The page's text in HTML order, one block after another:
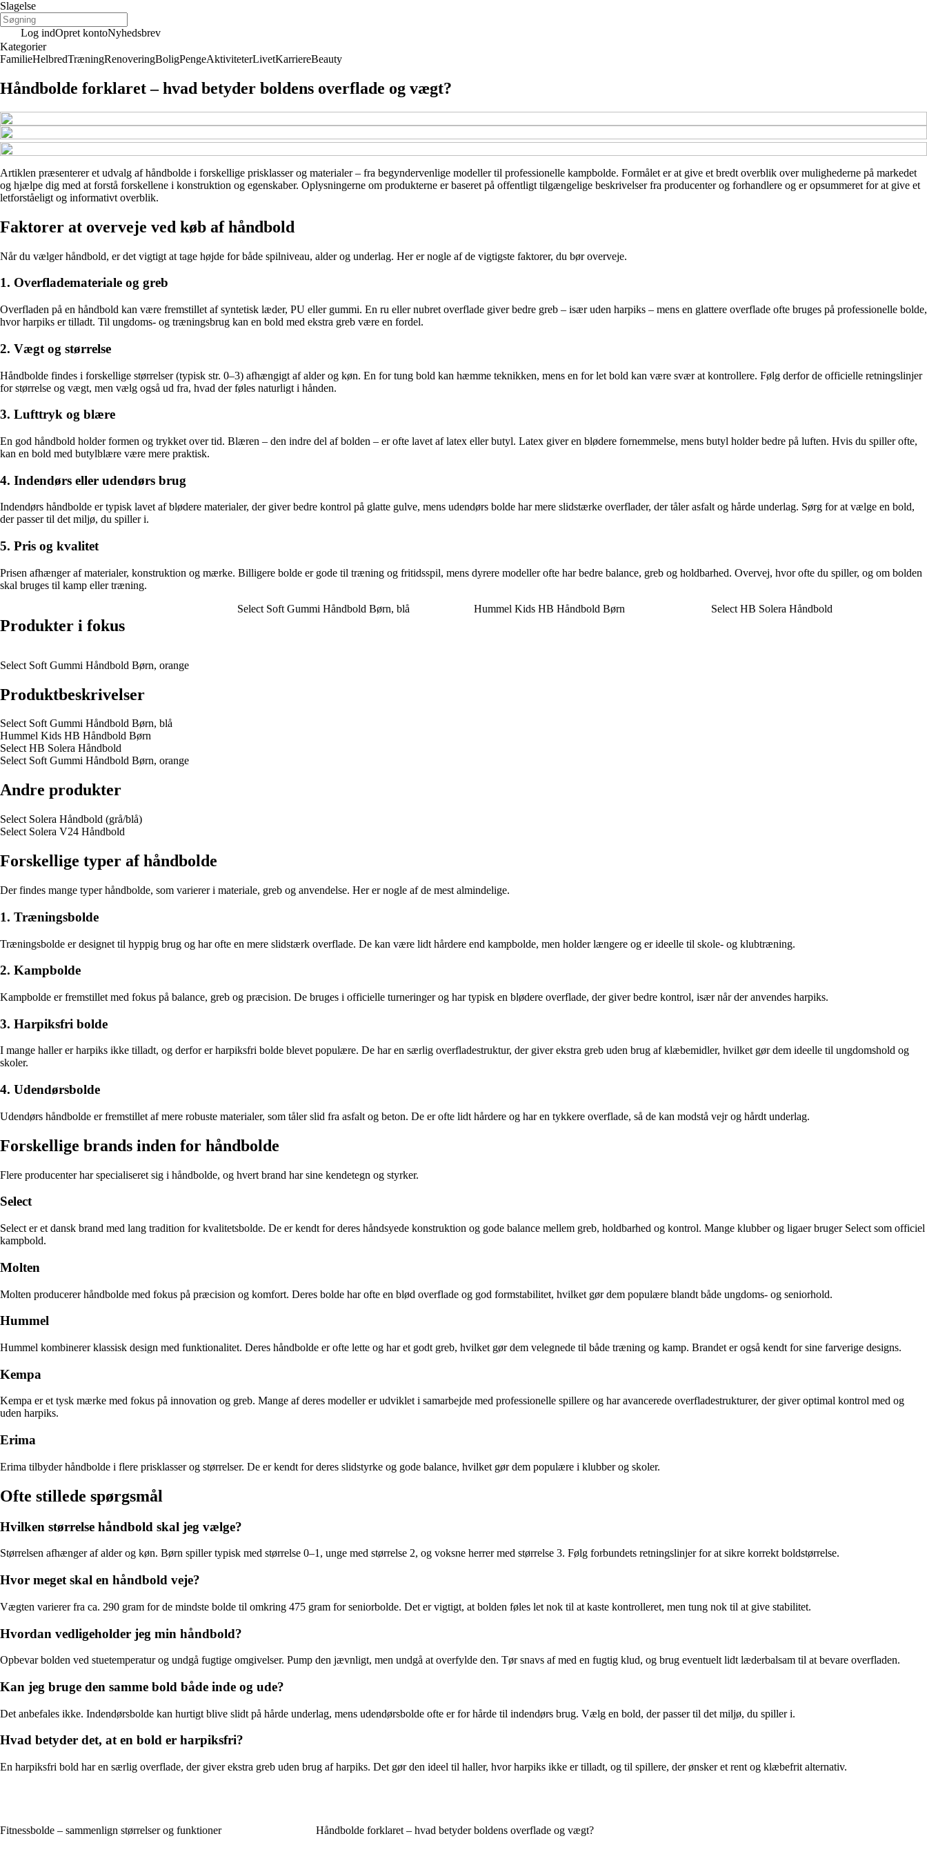
Slagelse
Log indOpret kontoNyhedsbrev
Kategorier
FamilieHelbredTræningRenoveringBoligPengeAktiviteterLivetKarriereBeauty
Håndbolde forklaret – hvad betyder boldens overflade og vægt?
Artiklen præsenterer et udvalg af håndbolde i forskellige prisklasser og materialer – fra begyndervenlige modeller til professionelle kampbolde. Formålet er at give et bredt overblik over mulighederne på markedet
og hjælpe dig med at forstå forskellene i konstruktion og egenskaber. Oplysningerne om produkterne er baseret på offentligt tilgængelige beskrivelser fra producenter og forhandlere og er opsummeret for at give et
letforståeligt og informativt overblik.
Faktorer at overveje ved køb af håndbold
Når du vælger håndbold, er det vigtigt at tage højde for både spilniveau, alder og underlag. Her er nogle af de vigtigste faktorer, du bør overveje.
1. Overflademateriale og greb
Overfladen på en håndbold kan være fremstillet af syntetisk læder, PU eller gummi. En ru eller nubret overflade giver bedre greb – især uden harpiks – mens en glattere overflade ofte bruges på professionelle bolde,
hvor harpiks er tilladt. Til ungdoms- og træningsbrug kan en bold med ekstra greb være en fordel.
2. Vægt og størrelse
Håndbolde findes i forskellige størrelser (typisk str. 0–3) afhængigt af alder og køn. En for tung bold kan hæmme teknikken, mens en for let bold kan være svær at kontrollere. Følg derfor de officielle retningslinjer
for størrelse og vægt, men vælg også ud fra, hvad der føles naturligt i hånden.
3. Lufttryk og blære
En god håndbold holder formen og trykket over tid. Blæren – den indre del af bolden – er ofte lavet af latex eller butyl. Latex giver en blødere fornemmelse, mens butyl holder bedre på luften. Hvis du spiller ofte,
kan en bold med butylblære være mere praktisk.
4. Indendørs eller udendørs brug
Indendørs håndbolde er typisk lavet af blødere materialer, der giver bedre kontrol på glatte gulve, mens udendørs bolde har mere slidstærke overflader, der tåler asfalt og hårde underlag. Sørg for at vælge en bold,
der passer til det miljø, du spiller i.
5. Pris og kvalitet
Prisen afhænger af materialer, konstruktion og mærke. Billigere bolde er gode til træning og fritidsspil, mens dyrere modeller ofte har bedre balance, greb og holdbarhed. Overvej, hvor ofte du spiller, og om bolden
skal bruges til kamp eller træning.
Produkter i fokus
Select Soft Gummi Håndbold Børn, blå Hummel Kids HB Håndbold Børn Select HB Solera Håndbold
Select Soft Gummi Håndbold Børn, orange
Produktbeskrivelser
Select Soft Gummi Håndbold Børn, blå
Hummel Kids HB Håndbold Børn
Select HB Solera Håndbold
Select Soft Gummi Håndbold Børn, orange
Andre produkter
Select Solera Håndbold (grå/blå)
Select Solera V24 Håndbold
Forskellige typer af håndbolde
Der findes mange typer håndbolde, som varierer i materiale, greb og anvendelse. Her er nogle af de mest almindelige.
1. Træningsbolde
Træningsbolde er designet til hyppig brug og har ofte en mere slidstærk overflade. De kan være lidt hårdere end kampbolde, men holder længere og er ideelle til skole- og klubtræning.
2. Kampbolde
Kampbolde er fremstillet med fokus på balance, greb og præcision. De bruges i officielle turneringer og har typisk en blødere overflade, der giver bedre kontrol, især når der anvendes harpiks.
3. Harpiksfri bolde
I mange haller er harpiks ikke tilladt, og derfor er harpiksfri bolde blevet populære. De har en særlig overfladestruktur, der giver ekstra greb uden brug af klæbemidler, hvilket gør dem ideelle til ungdomshold og
skoler.
4. Udendørsbolde
Udendørs håndbolde er fremstillet af mere robuste materialer, som tåler slid fra asfalt og beton. De er ofte lidt hårdere og har en tykkere overflade, så de kan modstå vejr og hårdt underlag.
Forskellige brands inden for håndbolde
Flere producenter har specialiseret sig i håndbolde, og hvert brand har sine kendetegn og styrker.
Select
Select er et dansk brand med lang tradition for kvalitetsbolde. De er kendt for deres håndsyede konstruktion og gode balance mellem greb, holdbarhed og kontrol. Mange klubber og ligaer bruger Select som officiel
kampbold.
Molten
Molten producerer håndbolde med fokus på præcision og komfort. Deres bolde har ofte en blød overflade og god formstabilitet, hvilket gør dem populære blandt både ungdoms- og seniorhold.
Hummel
Hummel kombinerer klassisk design med funktionalitet. Deres håndbolde er ofte lette og har et godt greb, hvilket gør dem velegnede til både træning og kamp. Brandet er også kendt for sine farverige designs.
Kempa
Kempa er et tysk mærke med fokus på innovation og greb. Mange af deres modeller er udviklet i samarbejde med professionelle spillere og har avancerede overfladestrukturer, der giver optimal kontrol med og
uden harpiks.
Erima
Erima tilbyder håndbolde i flere prisklasser og størrelser. De er kendt for deres slidstyrke og gode balance, hvilket gør dem populære i klubber og skoler.
Ofte stillede spørgsmål
Hvilken størrelse håndbold skal jeg vælge?
Størrelsen afhænger af alder og køn. Børn spiller typisk med størrelse 0–1, unge med størrelse 2, og voksne herrer med størrelse 3. Følg forbundets retningslinjer for at sikre korrekt boldstørrelse.
Hvor meget skal en håndbold veje?
Vægten varierer fra ca. 290 gram for de mindste bolde til omkring 475 gram for seniorbolde. Det er vigtigt, at bolden føles let nok til at kaste kontrolleret, men tung nok til at give stabilitet.
Hvordan vedligeholder jeg min håndbold?
Opbevar bolden ved stuetemperatur og undgå fugtige omgivelser. Pump den jævnligt, men undgå at overfylde den. Tør snavs af med en fugtig klud, og brug eventuelt lidt læderbalsam til at bevare overfladen.
Kan jeg bruge den samme bold både inde og ude?
Det anbefales ikke. Indendørsbolde kan hurtigt blive slidt på hårde underlag, mens udendørsbolde ofte er for hårde til indendørs brug. Vælg en bold, der passer til det miljø, du spiller i.
Hvad betyder det, at en bold er harpiksfri?
En harpiksfri bold har en særlig overflade, der giver ekstra greb uden brug af harpiks. Det gør den ideel til haller, hvor harpiks ikke er tilladt, og til spillere, der ønsker et rent og klæbefrit alternativ.
Fitnessbolde – sammenlign størrelser og funktioner Håndbolde forklaret – hvad betyder boldens overflade og vægt?